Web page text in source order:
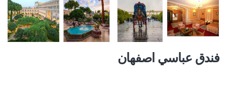
فندق عباسي اصفهان